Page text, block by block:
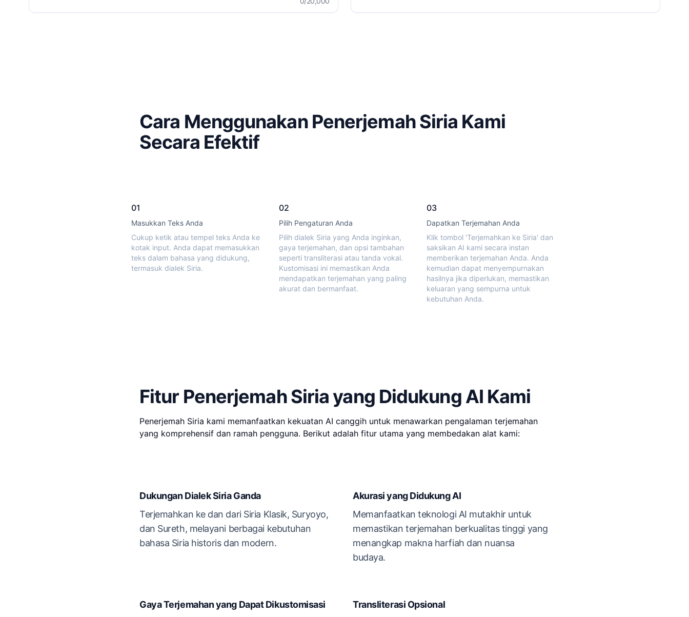
Cara Menggunakan Penerjemah Siria Kami
Secara Efektif
01
Masukkan Teks Anda
Cukup ketik atau tempel teks Anda ke
kotak input. Anda dapat memasukkan
teks dalam bahasa yang didukung,
termasuk dialek Siria.
02
Pilih Pengaturan Anda
Pilih dialek Siria yang Anda inginkan,
gaya terjemahan, dan opsi tambahan
seperti transliterasi atau tanda vokal.
Kustomisasi ini memastikan Anda
mendapatkan terjemahan yang paling
akurat dan bermanfaat.
03
Dapatkan Terjemahan Anda
Klik tombol 'Terjemahkan ke Siria' dan
saksikan AI kami secara instan
memberikan terjemahan Anda. Anda
kemudian dapat menyempurnakan
hasilnya jika diperlukan, memastikan
keluaran yang sempurna untuk
kebutuhan Anda.
Fitur Penerjemah Siria yang Didukung AI Kami
Penerjemah Siria kami memanfaatkan kekuatan AI canggih untuk menawarkan pengalaman terjemahan
yang komprehensif dan ramah pengguna. Berikut adalah fitur utama yang membedakan alat kami:
Dukungan Dialek Siria Ganda
Terjemahkan ke dan dari Siria Klasik, Suryoyo,
dan Sureth, melayani berbagai kebutuhan
bahasa Siria historis dan modern.
Akurasi yang Didukung AI
Memanfaatkan teknologi AI mutakhir untuk
memastikan terjemahan berkualitas tinggi yang
menangkap makna harfiah dan nuansa
budaya.
Gaya Terjemahan yang Dapat Dikustomisasi
Transliterasi Opsional